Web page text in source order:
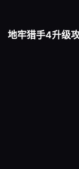
地牢猎手4升级